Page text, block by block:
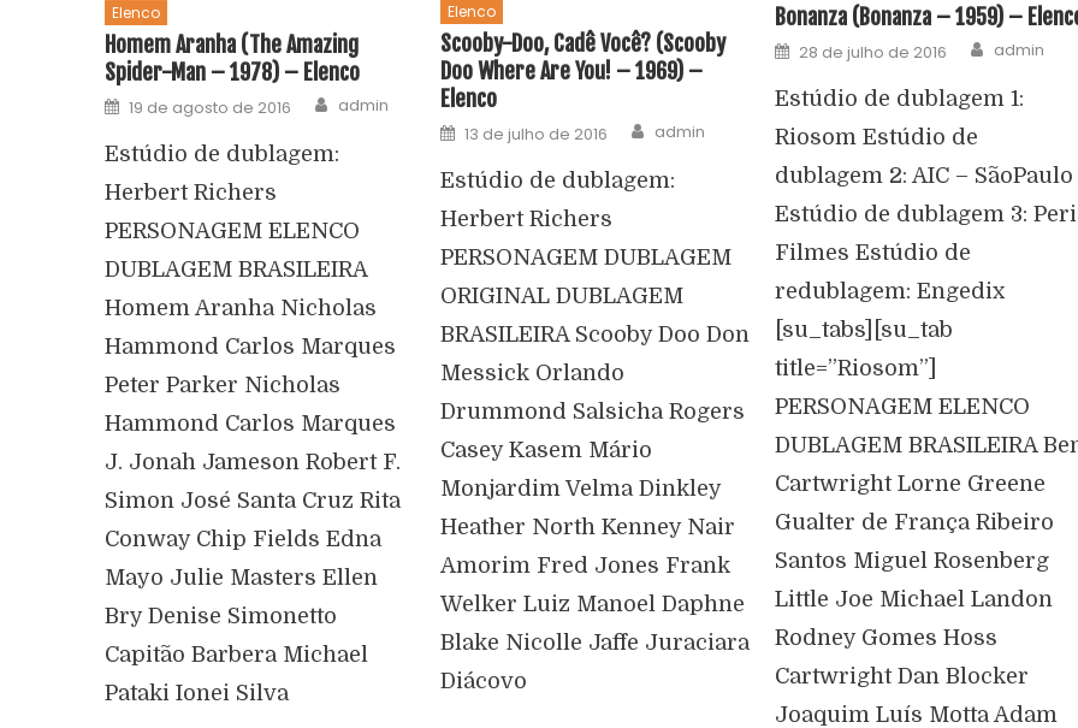
Elenco
Homem Aranha (The Amazing
Spider-Man – 1978) – Elenco
19 de agosto de 2016 admin
Estúdio de dublagem:
Herbert Richers
PERSONAGEM ELENCO
DUBLAGEM BRASILEIRA
Homem Aranha Nicholas
Hammond Carlos Marques
Peter Parker Nicholas
Hammond Carlos Marques
J. Jonah Jameson Robert F.
Simon José Santa Cruz Rita
Conway Chip Fields Edna
Mayo Julie Masters Ellen
Bry Denise Simonetto
Capitão Barbera Michael
Pataki Ionei Silva
Elenco
Scooby-Doo, Cadê Você? (Scooby
Doo Where Are You! – 1969) –
Elenco
13 de julho de 2016 admin
Estúdio de dublagem:
Herbert Richers
PERSONAGEM DUBLAGEM
ORIGINAL DUBLAGEM
BRASILEIRA Scooby Doo Don
Messick Orlando
Drummond Salsicha Rogers
Casey Kasem Mário
Monjardim Velma Dinkley
Heather North Kenney Nair
Amorim Fred Jones Frank
Welker Luiz Manoel Daphne
Blake Nicolle Jaffe Juraciara
Diácovo
Bonanza (Bonanza – 1959) –
28 de julho de 2016 admin
Estúdio de dublagem 1:
Riosom Estúdio de
dublagem 2: AIC – SãoPaulo
Estúdio de dublagem 3: Peri
Filmes Estúdio de
redublagem: Engedix
[su_tabs][su_tab
title=”Riosom”]
PERSONAGEM ELENCO
DUBLAGEM BRASILEIRA
Cartwright Lorne Greene
Gualter de França Ribeiro
Santos Miguel Rosenberg
Little Joe Michael Landon
Rodney Gomes Hoss
Cartwright Dan Blocker
Joaquim Luís Motta Adam